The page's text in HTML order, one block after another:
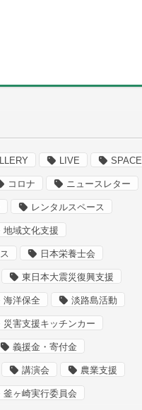
LIVE SPACE
コロナ ニュースレター
レンタルスペース
地域文化支援
日本栄養士会
東日本大震災復興支援
海洋保全 淡路島活動
災害支援キッチンカー
義援金・寄付金
講演会 農業支援
釜ヶ崎実行委員会